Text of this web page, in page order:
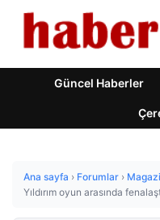
Güncel Haberler
Ana sayfa › Forumlar ›
Yıldırım oyun arasında